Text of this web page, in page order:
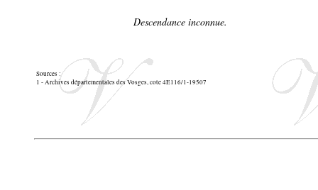
Descendance inconnue.
Sources :
1 - Archives départementales des Vosges, cote 4E116/1-19507